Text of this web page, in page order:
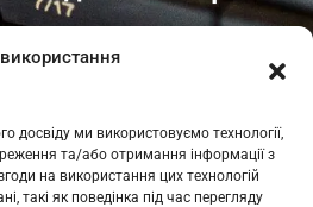
досвіду ми використовуємо технології,
та/або отримання інформації з
на використання цих технологій
такі як поведінка під час перегляду